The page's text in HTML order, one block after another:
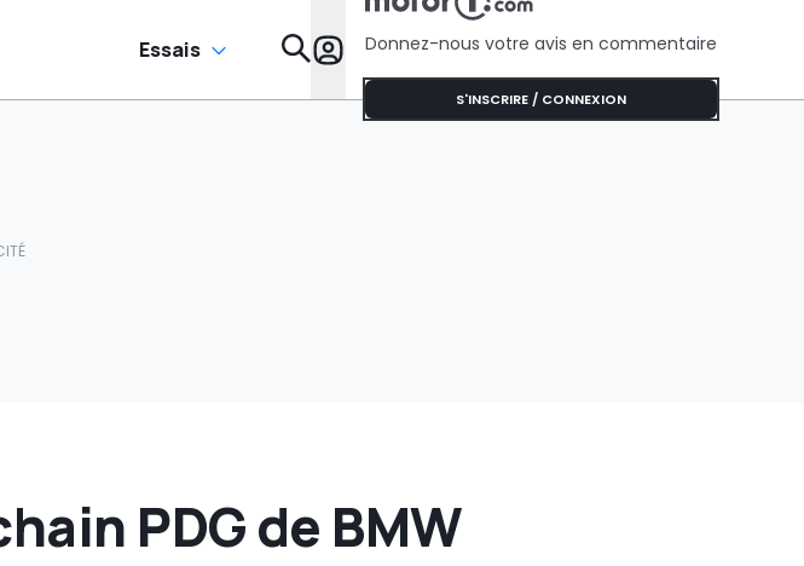
Essais Donnez-nous votre avis en commentaire
S'INSCRIRE / CONNEXION
PDG de BMW